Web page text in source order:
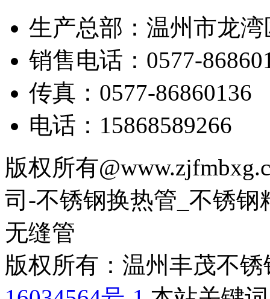
生产总部：温州市龙
销售电话：0577-
传真：0577-86860136
电话：15868589266
版权所有
司-不锈钢换热管_不锈
无缝管
版权所有：温州丰茂不